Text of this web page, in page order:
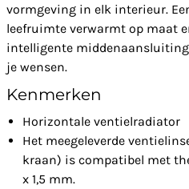
vormgeving in elk interieur.
leefruimte verwarmt op maat
intelligente
je wensen.
Kenmerken
Horizontale ventielradiator
Het meegeleverde
kraan) is compatibel met
x 1,5 mm.